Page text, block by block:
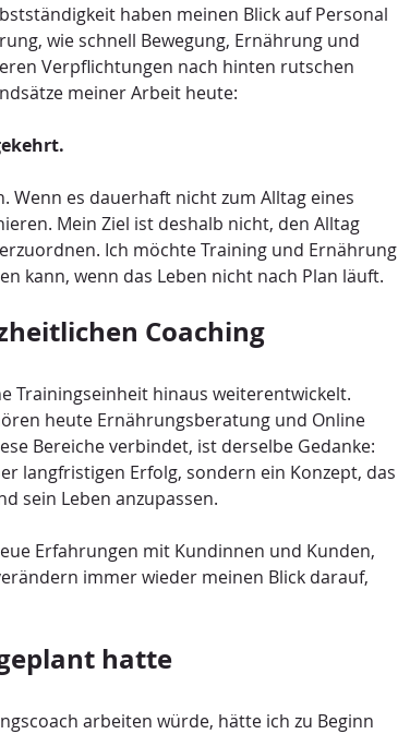
haben meinen Blick auf Personal
wie schnell Bewegung, Ernährung und
Verpflichtungen nach hinten rutschen
meiner Arbeit heute:
Wenn es dauerhaft nicht zum Alltag eines
Mein Ziel ist deshalb nicht, den Alltag
Ich möchte Training und Ernährung
kann, wenn das Leben nicht nach Plan läuft.
Coaching
Trainingseinheit hinaus weiterentwickelt.
heute Ernährungsberatung und Online
Bereiche verbindet, ist derselbe Gedanke:
langfristigen Erfolg, sondern ein Konzept, das
sein Leben anzupassen.
Erfahrungen mit Kundinnen und Kunden,
immer wieder meinen Blick darauf,
hatte
arbeiten würde, hätte ich zu Beginn